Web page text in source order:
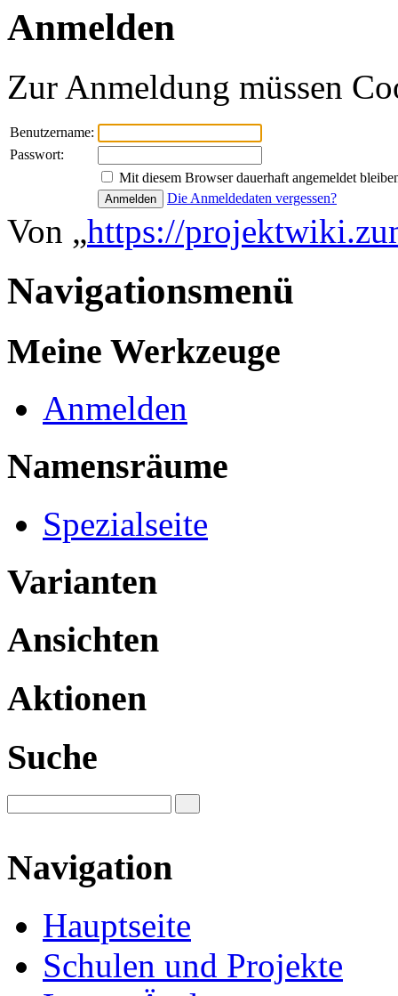
Anmelden
Zur Anmeldung müssen
Benutzername:
Passwort:
Mit diesem Browser dauerhaft angemeldet
Die Anmeldedaten vergessen?
Von „https://
Navigationsmenü
Meine Werkzeuge
Anmelden
Namensräume
Spezialseite
Varianten
Ansichten
Aktionen
Suche
Navigation
Hauptseite